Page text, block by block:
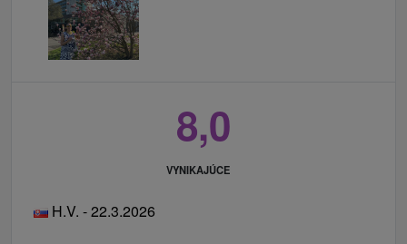
8,0
VYNIKAJÚCE
H.V. - 22.3.2026